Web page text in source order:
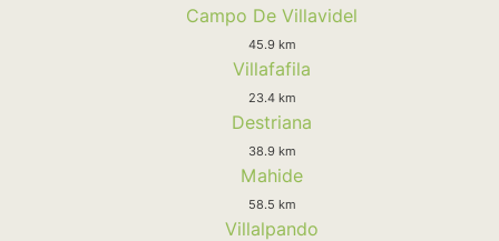
Campo De Villavidel
45.9 km
Villafafila
23.4 km
Destriana
38.9 km
Mahide
58.5 km
Villalpando